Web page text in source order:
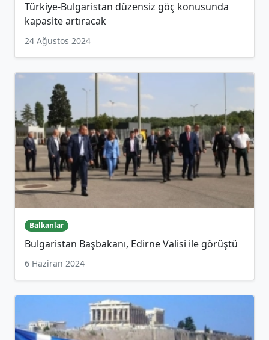
Türkiye-Bulgaristan düzensiz göç konusunda
kapasite artıracak
24 Ağustos 2024
Balkanlar
Bulgaristan Başbakanı, Edirne Valisi ile görüştü
6 Haziran 2024